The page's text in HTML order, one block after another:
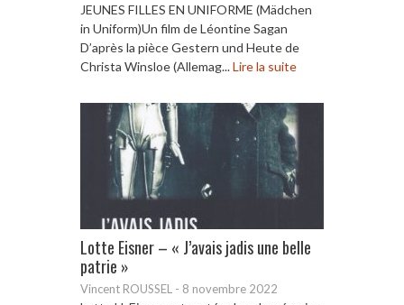
JEUNES FILLES EN UNIFORME (Mädchen
in Uniform)Un film de Léontine Sagan
D’après la pièce Gestern und Heute de
Christa Winsloe (Allemag...Lire la suite
Lotte Eisner – « J’avais jadis une belle
patrie »
Vincent ROUSSEL - 8 novembre 2022